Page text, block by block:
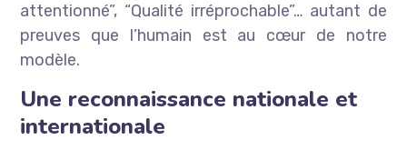
attentionné”, “Qualité irréprochable”… autant de
preuves que l’humain est au cœur de notre
modèle.
Une reconnaissance nationale et
internationale